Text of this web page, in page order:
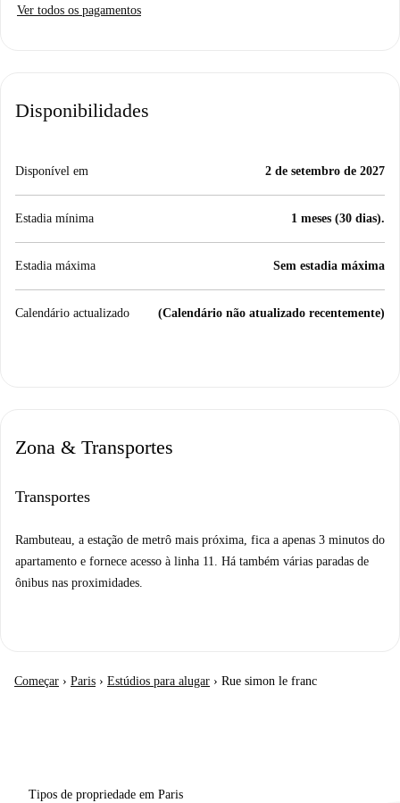
Ver todos os pagamentos
Disponibilidades
Disponível em 2 de setembro de 2027
Estadia mínima 1 meses (30 dias).
Estadia máxima Sem estadia máxima
Calendário actualizado (Calendário não atualizado recentemente)
Zona & Transportes
Transportes
Rambuteau, a estação de metrô mais próxima, fica a apenas 3 minutos do
apartamento e fornece acesso à linha 11. Há também várias paradas de
ônibus nas proximidades.
Começar › Paris › Estúdios para alugar › Rue simon le franc
Tipos de propriedade em Paris